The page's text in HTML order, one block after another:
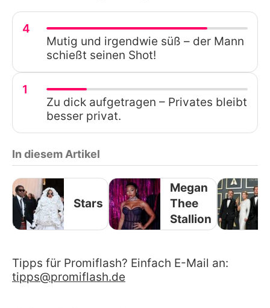
4
Mutig und irgendwie süß – der Mann
schießt seinen Shot!
1
Zu dick aufgetragen – Privates bleibt
besser privat.
In diesem Artikel
Stars
Megan
Thee
Stallion
Tipps für Promiflash? Einfach E-Mail an:
tipps@promiflash.de